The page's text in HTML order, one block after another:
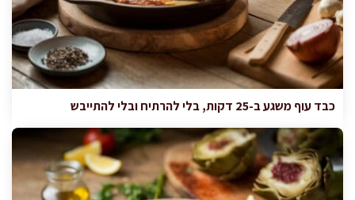
כבד עוף משגע ב-25 דקות, בלי להרתיח ובלי להתייבש